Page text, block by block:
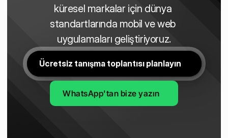
küresel markalar için dünya
standartlarında mobil ve web
uygulamaları geliştiriyoruz.
Ücretsiz tanışma toplantısı planlayın
WhatsApp'tan bize yazın